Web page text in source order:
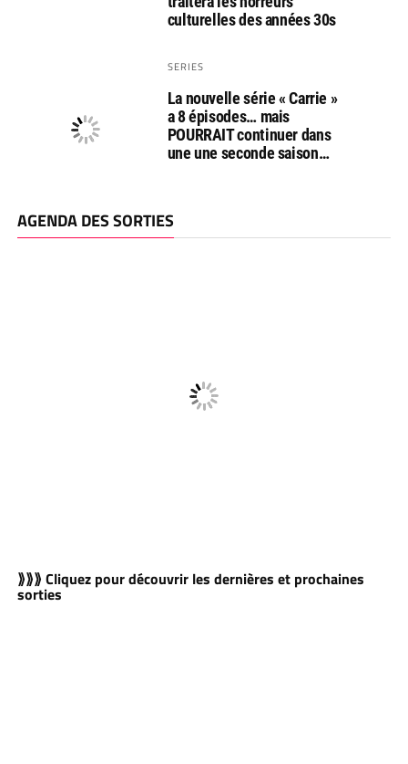
culturelles des années 30s
SERIES
La nouvelle série « Carrie »
a 8 épisodes… mais
POURRAIT continuer dans
une une seconde saison…
AGENDA DES SORTIES
⟫⟫⟫ Cliquez pour découvrir les dernières et prochaines
sorties